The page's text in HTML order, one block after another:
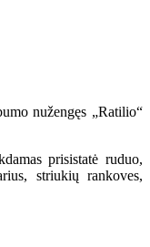
prisistatė ruduo,
striukių rankoves,